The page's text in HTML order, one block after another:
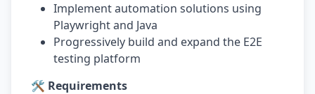
Implement automation solutions using
Playwright and Java
Progressively build and expand the E2E
testing platform
🛠️ Requirements